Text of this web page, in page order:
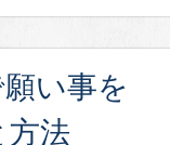
願い事を
方法